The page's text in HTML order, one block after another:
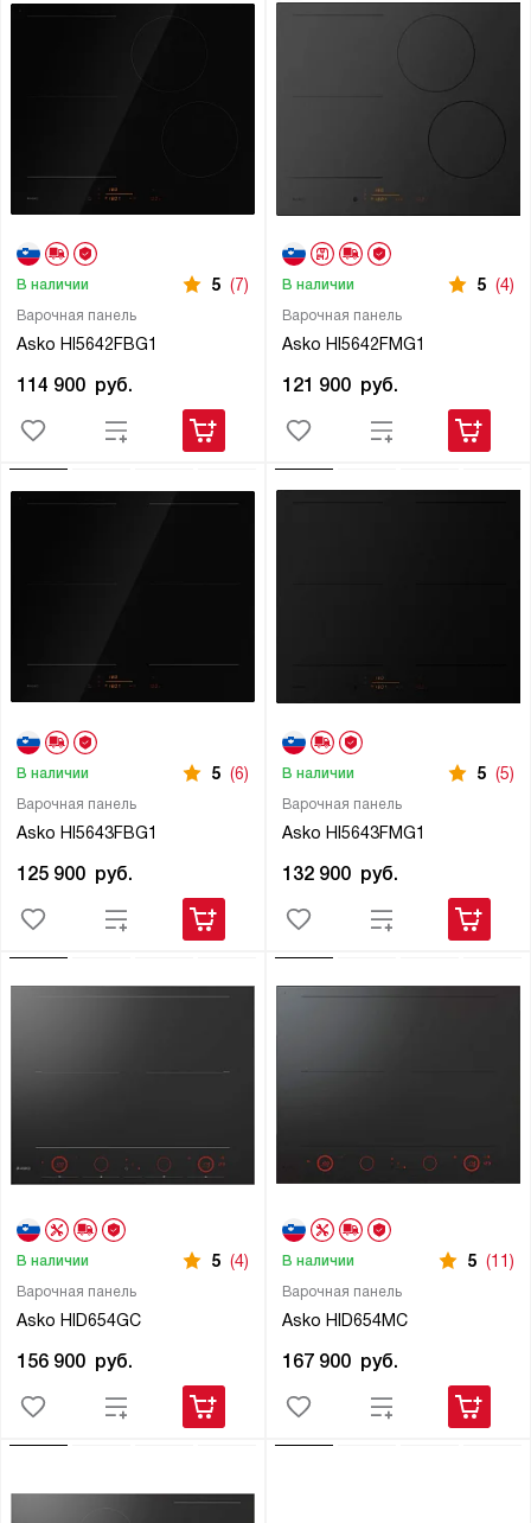
Варочная панель
Asko HI5642FBG1
В наличии 5 (7)
114 900 руб.
Варочная панель
Asko HI5642FMG1
В наличии 5 (4)
121 900 руб.
Варочная панель
Asko HI5643FBG1
В наличии 5 (6)
125 900 руб.
Варочная панель
Asko HI5643FMG1
В наличии 5 (5)
132 900 руб.
Варочная панель
Asko HID654GC
В наличии 5 (4)
156 900 руб.
Варочная панель
Asko HID654MC
В наличии 5 (11)
167 900 руб.